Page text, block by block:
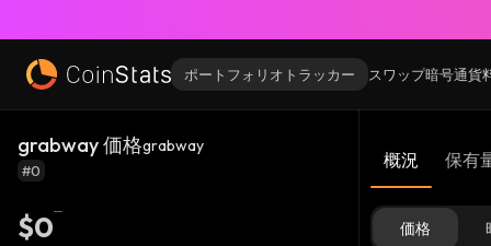
ポートフォリオトラッカー スワップ暗号通貨
grabway 価格grabway
#0
$0
概況 保有
価格